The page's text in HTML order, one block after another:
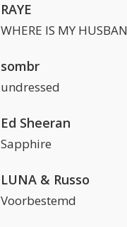
RAYE
WHERE IS MY
sombr
undressed
Ed Sheeran
Sapphire
LUNA & Russo
Voorbestemd